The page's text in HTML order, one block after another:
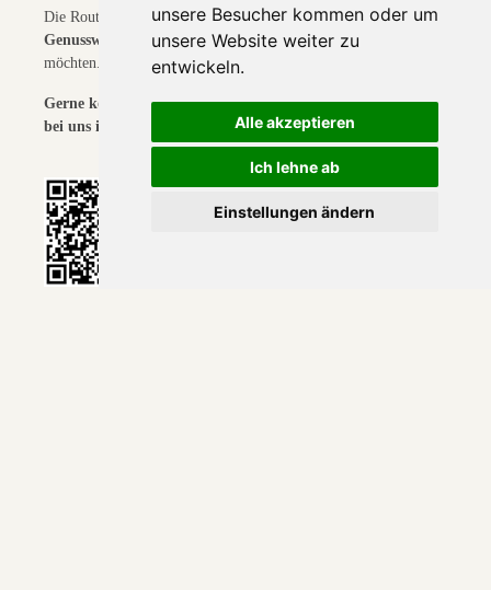
unsere Besucher kommen oder um
unsere Website weiter zu
entwickeln.
Alle akzeptieren
Ich lehne ab
Einstellungen ändern
Die Route ist
leicht begehbar und ideal für Kinder,
Genusswandererund alle, die das Kaunertal spielerisch erleben
möchten.
Gerne können Sie bei uns die 50% ermäßigte Eintrittskarte
bei uns im Jägerheim von € 3,00 erwerben.